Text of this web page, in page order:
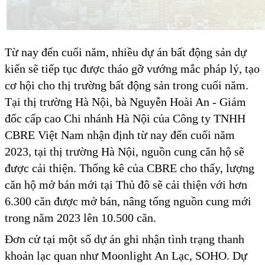
Từ nay đến cuối năm, nhiều dự án bất động sản dự
kiến sẽ tiếp tục được tháo gỡ vướng mắc pháp lý, tạo
cơ hội cho thị trường bất động sản trong cuối năm.
Tại thị trường Hà Nội, bà Nguyễn Hoài An - Giám
đốc cấp cao Chi nhánh Hà Nội của Công ty TNHH
CBRE Việt Nam nhận định từ nay đến cuối năm
2023, tại thị trường Hà Nội, nguồn cung căn hộ sẽ
được cải thiện. Thống kê của CBRE cho thấy, lượng
căn hộ mở bán mới tại Thủ đô sẽ cải thiện với hơn
6.300 căn được mở bán, nâng tổng nguồn cung mới
trong năm 2023 lên 10.500 căn.
Đơn cử tại một số dự án ghi nhận tình trạng thanh
khoản lạc quan như Moonlight An Lạc, SOHO. Dự